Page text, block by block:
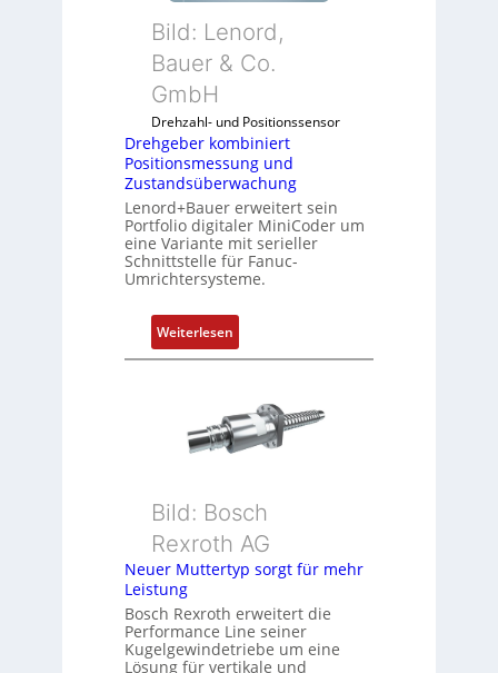
e
m
b
i
i
e
r
t
P
o
s
i
o
m
s
u
n
g
Bild: Lenord,
Bauer & Co.
GmbH
Drehzahl- und Positionssensor
Drehgeber kombiniert
Positionsmessung und
Zustandsüberwachung
Lenord+Bauer erweitert sein
Portfolio digitaler MiniCoder um
eine Variante mit serieller
Schnittstelle für Fanuc-
Umrichtersysteme.
Weiterlesen:
D
h
g
e
k
m
b
i
Bild: Bosch
Rexroth AG
Neuer Muttertyp sorgt für mehr
Leistung
Bosch Rexroth erweitert die
Performance Line seiner
Kugelgewindetriebe um eine
Lösung für vertikale und